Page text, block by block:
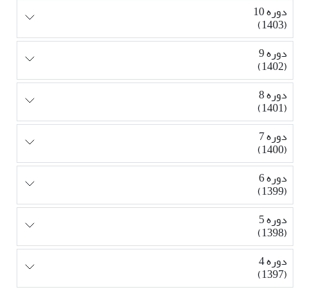
دوره 10
(1403)
دوره 9
(1402)
دوره 8
(1401)
دوره 7
(1400)
دوره 6
(1399)
دوره 5
(1398)
دوره 4
(1397)